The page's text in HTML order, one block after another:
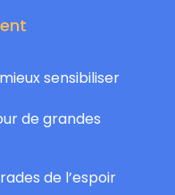
sensibiliser
de grandes
de l’espoir